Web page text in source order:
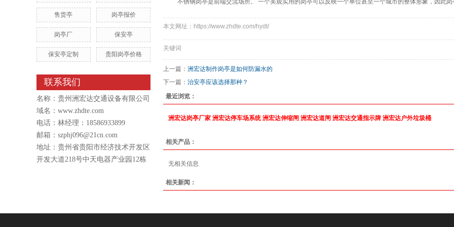
售货亭 岗亭报价
岗亭厂 保安亭
保安亭定制 贵阳岗亭价格
联系我们
名称：贵州洲宏达交通设备有限公司
域名： www.zhdte.com
电话：林经理：18586933899
邮箱：szphj096@21cn.com
地址：贵州省贵阳市经济技术开发区
开发大道218号中天电器产业园12栋
不锈钢岗亭是前端交流场所。 一个美观实用的岗亭可以反映一个单位甚至一个城市的整体形象，因此岗
本文网址：https://www.zhdte.com/hydt/
关键词
上一篇： 洲宏达制作岗亭是如何防漏水的
下一篇： 治安亭应该选择那种？
最近浏览：
洲宏达岗亭厂家 洲宏达停车场系统 洲宏达伸缩闸 洲宏达道闸 洲宏达交通指示牌 洲宏达户外垃圾桶
相关产品：
无相关信息
相关新闻：